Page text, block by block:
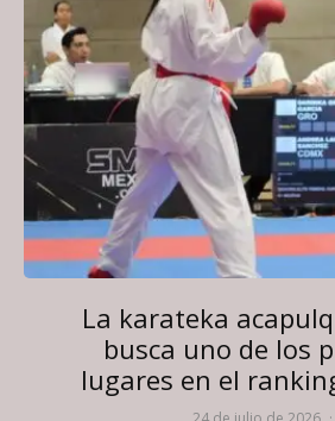
La karateka
busca uno de los
lugares en el